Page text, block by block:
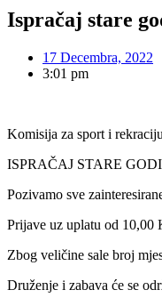
Ispračaj stare
17 Decembra, 2022
3:01 pm
Komisija za sport i
ISPRAČAJ STARE
Pozivamo sve
Prijave uz uplatu od 10,00
Zbog veličine sale broj
Druženje i zabava će se